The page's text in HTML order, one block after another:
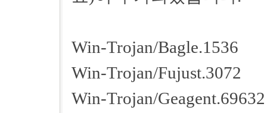
Win-Trojan/Bagle.1536
Win-Trojan/Fujust.3072
Win-Trojan/Geagent.69632